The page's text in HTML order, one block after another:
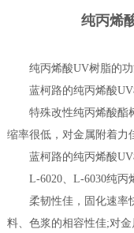
纯丙烯
纯丙烯酸UV树脂的功
蓝柯路的纯丙烯酸UV
特殊改性纯丙烯酸酯树
缩率很低，对金属附着力
蓝柯路的纯丙烯酸UV
L-6020、L-6030纯丙
柔韧性佳，固化速率快
料、色浆的相容性佳;对金